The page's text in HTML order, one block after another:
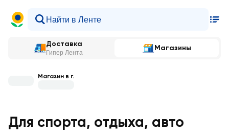
Доставка
Гипер Лента
Магазины
Магазин в г.
Для спорта, отдыха, авто